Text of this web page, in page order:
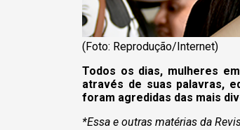
(Foto: Reprodução/Internet)
Todos os dias, mulheres
através de suas palavras,
foram agredidas das mais
*Essa e outras matérias da